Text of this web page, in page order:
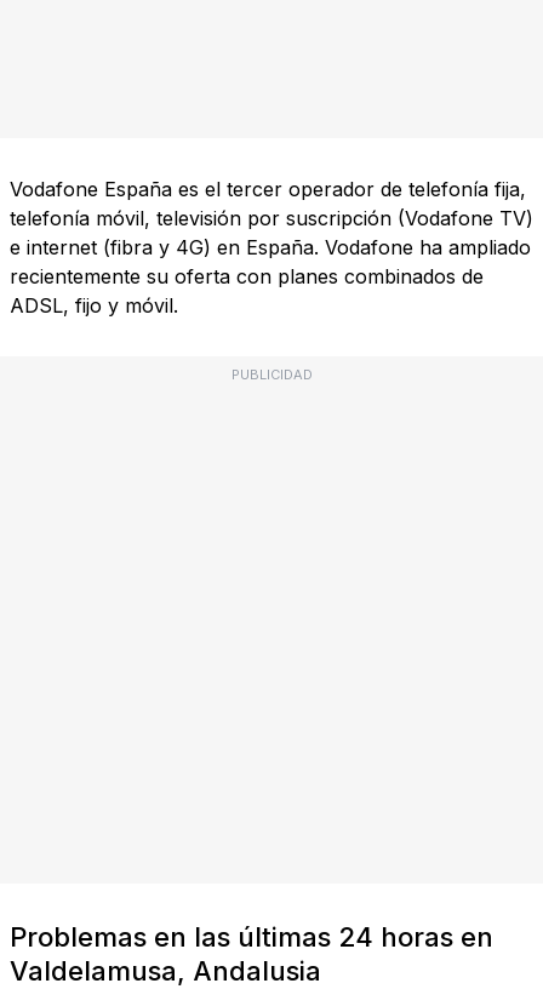
Vodafone España es el tercer operador de telefonía fija,
telefonía móvil, televisión por suscripción (Vodafone TV)
e internet (fibra y 4G) en España. Vodafone ha ampliado
recientemente su oferta con planes combinados de
ADSL, fijo y móvil.
PUBLICIDAD
Problemas en las últimas 24 horas en
Valdelamusa, Andalusia